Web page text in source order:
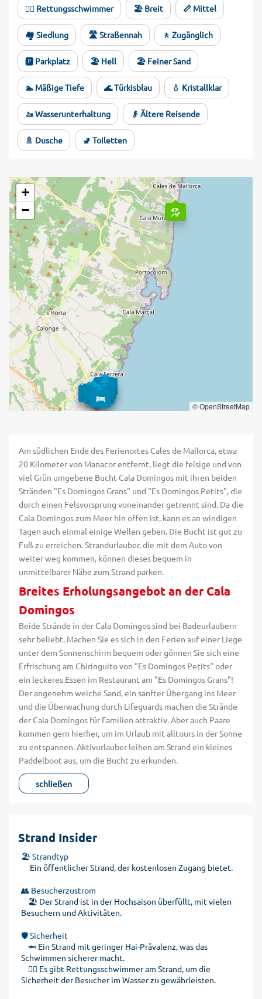
🏊‍♂️ Rettungsschwimmer 🏖️ Breit 📏 Mittel
🏘️ Siedlung 🛣️ Straßennah 🚶 Zugänglich
🅿️ Parkplatz 🏖️ Hell 🏖️ Feiner Sand
🏊 Mäßige Tiefe 🌊 Türkisblau 💧 Kristallklar
🚤 Wasserunterhaltung 👴 Ältere Reisende
🚿 Dusche 🚽 Toiletten
+
−
© OpenStreetMap
Am südlichen Ende des Ferienortes Cales de Mallorca, etwa
20 Kilometer von Manacor entfernt, liegt die felsige und von
viel Grün umgebene Bucht Cala Domingos mit ihren beiden
Stränden "Es Domingos Grans" und "Es Domingos Petits", die
durch einen Felsvorsprung voneinander getrennt sind. Da die
Cala Domingos zum Meer hin offen ist, kann es an windigen
Tagen auch einmal einige Wellen geben. Die Bucht ist gut zu
Fuß zu erreichen. Strandurlauber, die mit dem Auto von
weiter weg kommen, können dieses bequem in
unmittelbarer Nähe zum Strand parken.
Breites Erholungsangebot an der Cala
Domingos
Beide Strände in der Cala Domingos sind bei Badeurlaubern
sehr beliebt. Machen Sie es sich in den Ferien auf einer Liege
unter dem Sonnenschirm bequem oder gönnen Sie sich eine
Erfrischung am Chiringuito von "Es Domingos Petits" oder
ein leckeres Essen im Restaurant am "Es Domingos Grans"!
Der angenehm weiche Sand, ein sanfter Übergang ins Meer
und die Überwachung durch Lifeguards machen die Strände
der Cala Domingos für Familien attraktiv. Aber auch Paare
kommen gern hierher, um im Urlaub mit alltours in der Sonne
zu entspannen. Aktivurlauber leihen am Strand ein kleines
Paddelboot aus, um die Bucht zu erkunden.
schließen
Strand Insider
🏖️ Strandtyp
Ein öffentlicher Strand, der kostenlosen Zugang bietet.
👥 Besucherzustrom
🏖️ Der Strand ist in der Hochsaison überfüllt, mit vielen
Besuchern und Aktivitäten.
🛡️ Sicherheit
🦈 Ein Strand mit geringer Hai-Prävalenz, was das
Schwimmen sicherer macht.
🏊‍♂️ Es gibt Rettungsschwimmer am Strand, um die
Sicherheit der Besucher im Wasser zu gewährleisten.